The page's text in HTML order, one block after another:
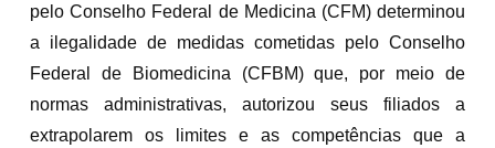
pelo Conselho Federal de Medicina (CFM) determinou
a ilegalidade de medidas cometidas pelo Conselho
Federal de Biomedicina (CFBM) que, por meio de
normas administrativas, autorizou seus filiados a
extrapolarem os limites e as competências que a